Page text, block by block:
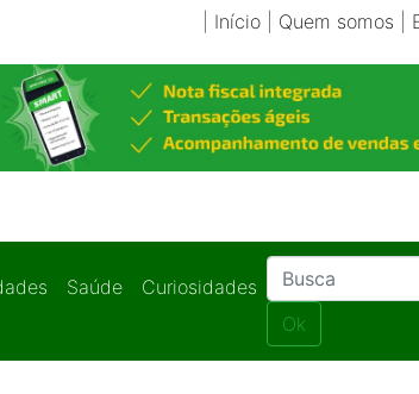
Início| Quem somos
Saúde
Curiosidades
Ok